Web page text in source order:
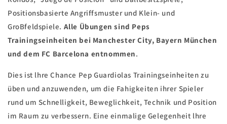
Positionsbasierte Angriffsmuster und Klein- und
GroBfeldspiele. Alle Übungen sind Peps
Trainingseinheiten bei Manchester City, Bayern München
und dem FC Barcelona entnommen.
Dies ist lhre Chance Pep Guardiolas Trainingseinheiten zu
üben und anzuwenden, um die Fahigkeiten ihrer Spieler
rund um Schnelligkeit, Beweglichkeit, Technik und Position
im Raum zu verbessern. Eine einmalige Gelegenheit lhre